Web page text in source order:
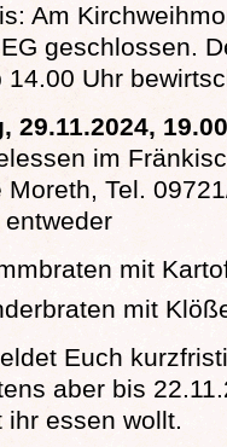
Am
geschlossen.
14.00 Uhr
29.11.2024,
im
Moreth, Tel.
mit
mit
Euch
aber bis
ihr essen wollt.